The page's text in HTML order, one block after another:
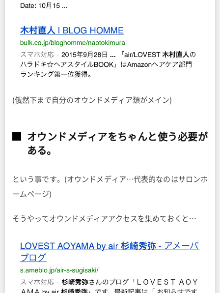
(俄然下まで自分のオウンドメディア類がメイン)
オウンドメディアをちゃんと使う必要が
ある。
という事です。(オウンドメディア…代表的なのはサロンホ
ームページ)
そうやってオウンドメディアアクセスを集めておくと…